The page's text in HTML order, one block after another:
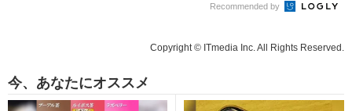
Recommended by
Copyright © ITmedia Inc. All Rights Reserved.
今、あなたにオススメ